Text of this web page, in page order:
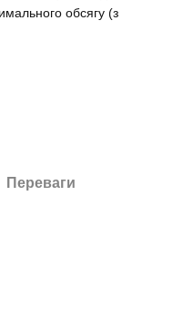
обсягу (з
Переваги